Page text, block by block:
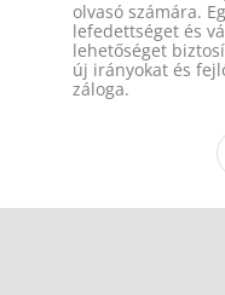
olvasó számára.
lefedettséget és
lehetőséget
új irányokat és
záloga.